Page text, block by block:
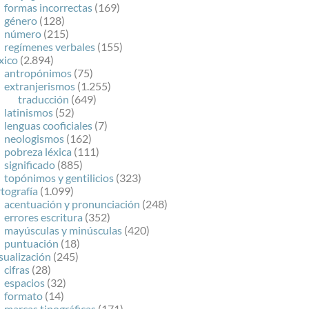
formas incorrectas (169)
género (128)
número (215)
regímenes verbales (155)
(2.894)
antropónimos (75)
extranjerismos (1.255)
traducción (649)
latinismos (52)
lenguas cooficiales (7)
neologismos (162)
pobreza léxica (111)
significado (885)
topónimos y gentilicios (323)
(1.099)
acentuación y pronunciación (248)
errores escritura (352)
mayúsculas y minúsculas (420)
puntuación (18)
(245)
cifras (28)
espacios (32)
formato (14)